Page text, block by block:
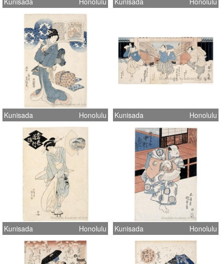
Kunisada Honolulu Kunisada Honolulu
Kunisada Honolulu Kunisada Honolulu